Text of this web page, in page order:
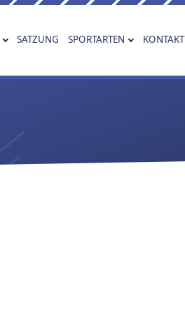
SATZUNG SPORTARTEN KONTAKT